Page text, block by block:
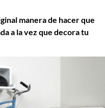
manera de hacer que
a la vez que decora tu